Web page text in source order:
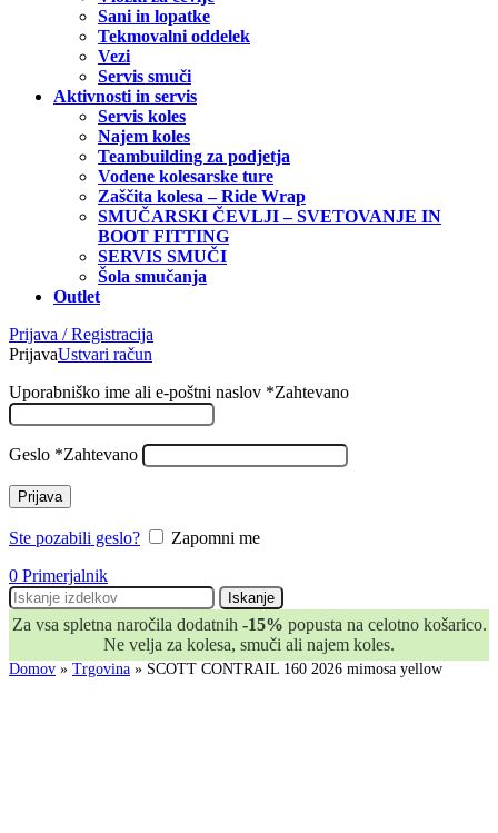
Sani in lopatke
Tekmovalni oddelek
Vezi
Servis smuči
Aktivnosti in servis
Servis koles
Najem koles
Teambuilding za podjetja
Vodene kolesarske ture
Zaščita kolesa – Ride Wrap
SMUČARSKI ČEVLJI – SVETOVANJE IN
BOOT FITTING
SERVIS SMUČI
Šola smučanja
Outlet
Prijava / Registracija
PrijavaUstvari račun
Uporabniško ime ali e-poštni naslov *Zahtevano
Geslo *Zahtevano
Prijava
Ste pozabili geslo?
Zapomni me
0 Primerjalnik
Iskanje
Za vsa spletna naročila dodatnih -15% popusta na celotno košarico.
Ne velja za kolesa, smuči ali najem koles.
Domov » Trgovina » SCOTT CONTRAIL 160 2026 mimosa yellow